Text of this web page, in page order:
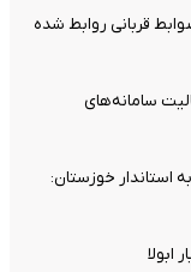
قربانی روابط شده
سامانه‌های
استاندار خوزستان: